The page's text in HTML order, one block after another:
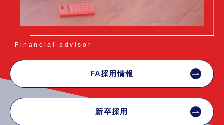
FA採用情報
新卒採用
Financial advisor